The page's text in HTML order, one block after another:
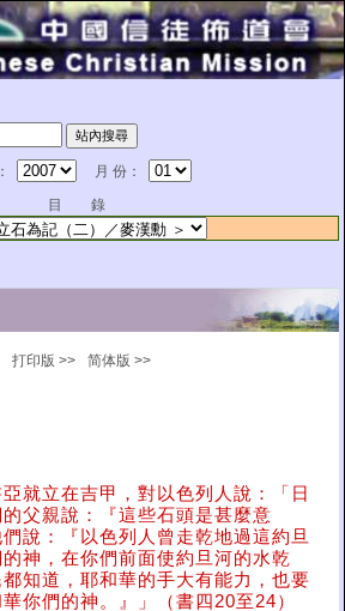
月 份：
目 錄
打印版 >> 简体版 >>
就立在吉甲，對以色列人說：「日
父親說：『這些石頭是甚麼意
說：『以色列人曾走乾地過這約旦
神，在你們前面使約旦河的水乾
知道，耶和華的手大有能力，也要
你們的神。』」（書四20至24）